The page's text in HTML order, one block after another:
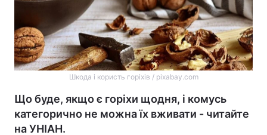
Шкода і користь горіхів / pixabay.com
Що буде, якщо є горіхи щодня, і комусь
категорично не можна їх вживати - читайте
на УНІАН.